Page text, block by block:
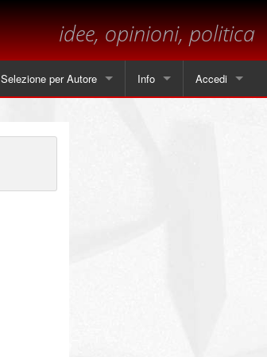
idee, opinioni, politica
Selezione per Autore Info Accedi